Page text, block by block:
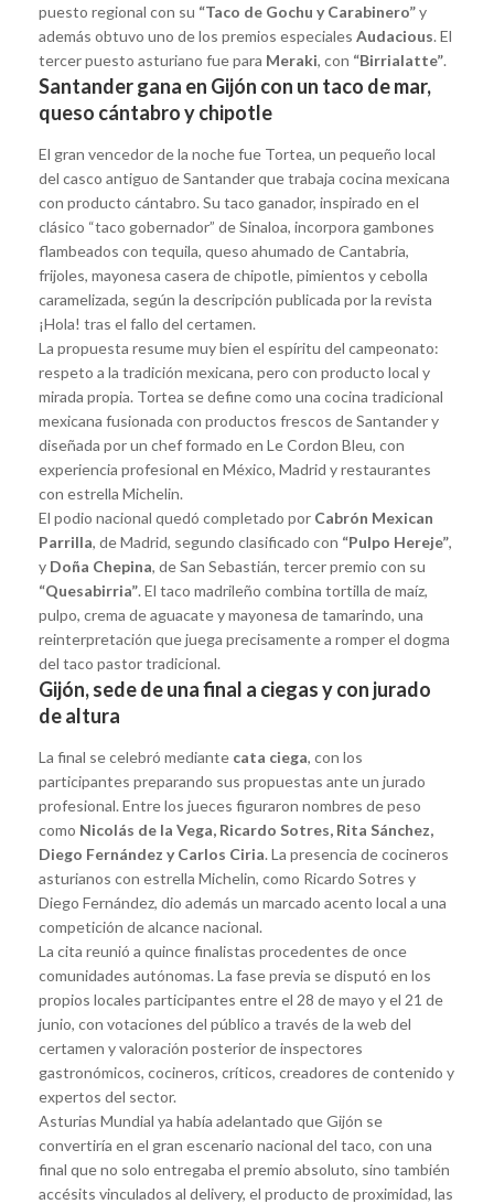
puesto regional con su “Taco de Gochu y Carabinero”y
además obtuvo uno de los premios especiales Audacious. El
tercer puesto asturiano fue para Meraki, con “Birrialatte”.
Santander gana en Gijón con un taco de mar,
queso cántabro y chipotle
El gran vencedor de la noche fue Tortea, un pequeño local
del casco antiguo de Santander que trabaja cocina mexicana
con producto cántabro. Su taco ganador, inspirado en el
clásico “taco gobernador” de Sinaloa, incorpora gambones
flambeados con tequila, queso ahumado de Cantabria,
frijoles, mayonesa casera de chipotle, pimientos y cebolla
caramelizada, según la descripción publicada por la revista
¡Hola! tras el fallo del certamen.
La propuesta resume muy bien el espíritu del campeonato:
respeto a la tradición mexicana, pero con producto local y
mirada propia. Tortea se define como una cocina tradicional
mexicana fusionada con productos frescos de Santander y
diseñada por un chef formado en Le Cordon Bleu, con
experiencia profesional en México, Madrid y restaurantes
con estrella Michelin.
El podio nacional quedó completado por Cabrón Mexican
Parrilla, de Madrid, segundo clasificado con “Pulpo Hereje”,
y Doña Chepina, de San Sebastián, tercer premio con su
“Quesabirria”. El taco madrileño combina tortilla de maíz,
pulpo, crema de aguacate y mayonesa de tamarindo, una
reinterpretación que juega precisamente a romper el dogma
del taco pastor tradicional.
Gijón, sede de una final a ciegas y con jurado
de altura
La final se celebró mediante cata ciega, con los
participantes preparando sus propuestas ante un jurado
profesional. Entre los jueces figuraron nombres de peso
como Nicolás de la Vega, Ricardo Sotres, Rita Sánchez,
Diego Fernández y Carlos Ciria. La presencia de cocineros
asturianos con estrella Michelin, como Ricardo Sotres y
Diego Fernández, dio además un marcado acento local a una
competición de alcance nacional.
La cita reunió a quince finalistas procedentes de once
comunidades autónomas. La fase previa se disputó en los
propios locales participantes entre el 28 de mayo y el 21 de
junio, con votaciones del público a través de la web del
certamen y valoración posterior de inspectores
gastronómicos, cocineros, críticos, creadores de contenido y
expertos del sector.
Asturias Mundial ya había adelantado que Gijón se
convertiría en el gran escenario nacional del taco, con una
final que no solo entregaba el premio absoluto, sino también
accésits vinculados al delivery, el producto de proximidad, las